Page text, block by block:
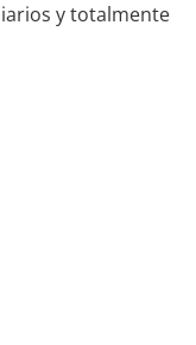
y totalmente